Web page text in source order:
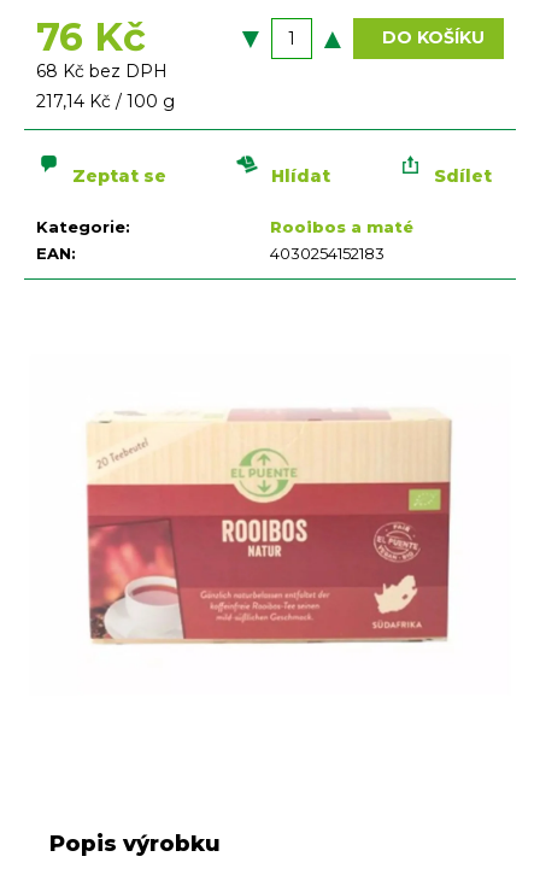
76 Kč
68 Kč bez DPH
Měrná
cena:
217,14 Kč / 100 g
DO KOŠÍKU
Kategorie:
Rooibos a maté
EAN: 4030254152183
Zeptat se Hlídat Sdílet
Popis výrobku
t
e
n
a
?
HLEDAT